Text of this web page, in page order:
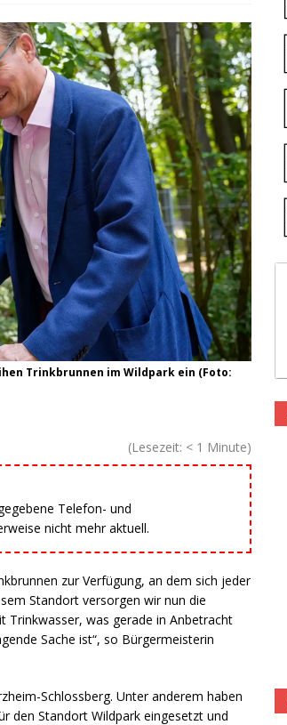
Trinkbrunnen im Wildpark ein (Foto:
(Lesezeit: < 1 Minute)
Telefon- und
nicht mehr aktuell.
zur Verfügung, an dem sich jeder
Standort versorgen wir nun die
Trinkwasser, was gerade in Anbetracht
Sache ist“, so Bürgermeisterin
Schlossberg. Unter anderem haben
den Standort Wildpark eingesetzt und